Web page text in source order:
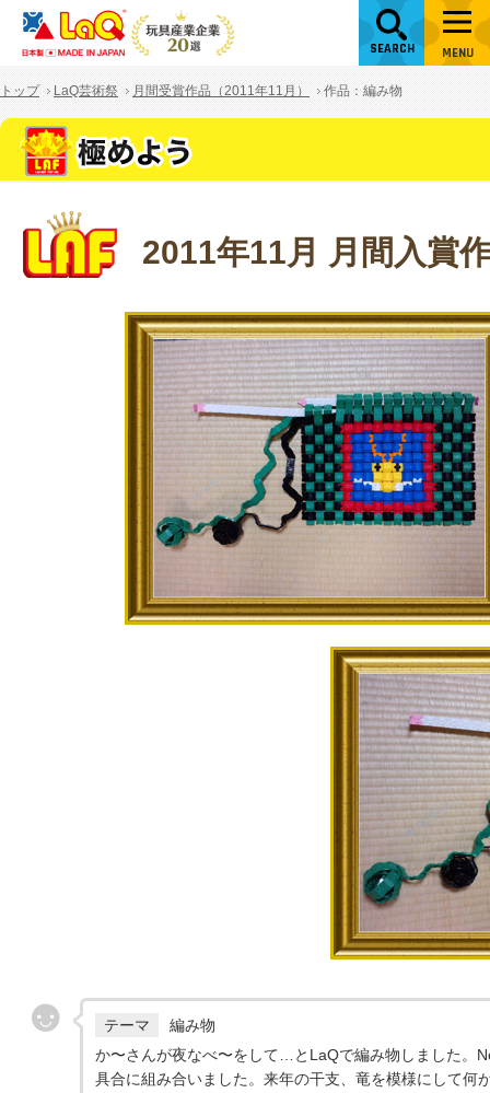
SEARCH MENU
トップ LaQ芸術祭 月間受賞作品（2011年11月） 作品：編み物
2011年11月 月間入賞
テーマ
編み物
か〜さんが夜なべ〜をして…とLaQで編み物しました。
具合に組み合いました。来年の干支、竜を模様にして何